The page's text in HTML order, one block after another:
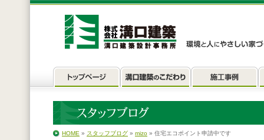
HOME » スタッフブログ » mizo » 住宅エコポイント申請中です